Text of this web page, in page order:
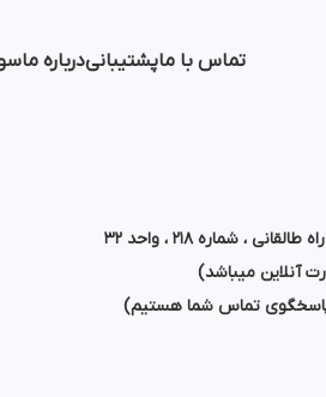
تماس با ماپشتیبانیدرباره ما
، شماره ۲۱۸ ، واحد ۳۲
آنلاین میباشد)